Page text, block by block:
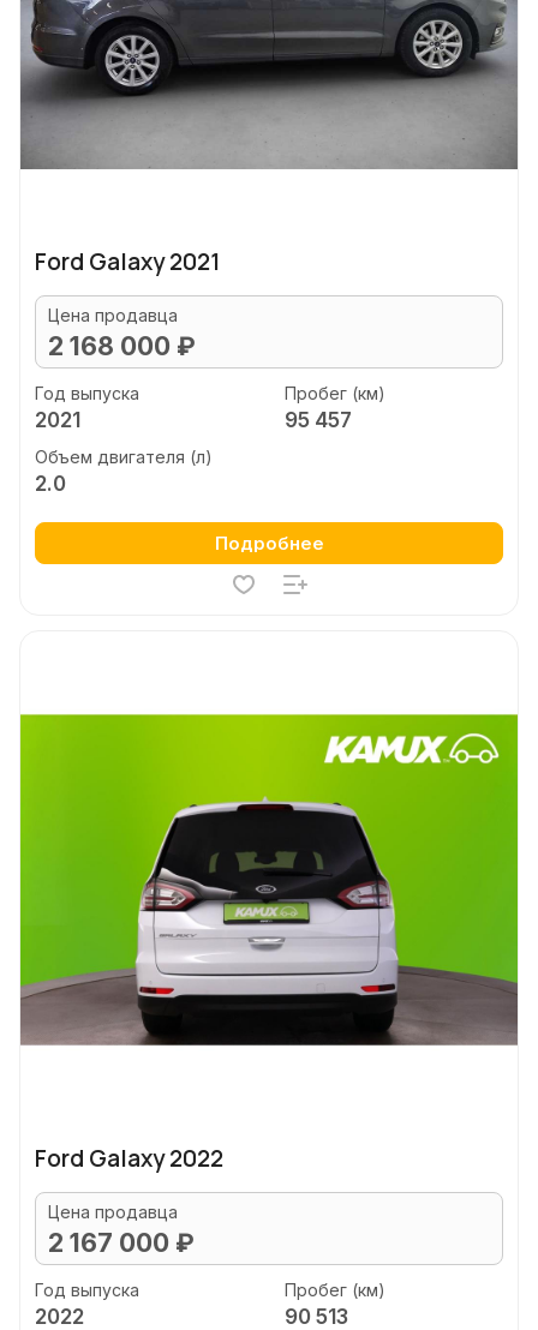
Ford Galaxy 2021
Цена продавца
2 168 000 ₽
Год выпуска
2021
Пробег (км)
95 457
Объем двигателя (л)
2.0
Подробнее
Ford Galaxy 2022
Цена продавца
2 167 000 ₽
Год выпуска
2022
Пробег (км)
90 513